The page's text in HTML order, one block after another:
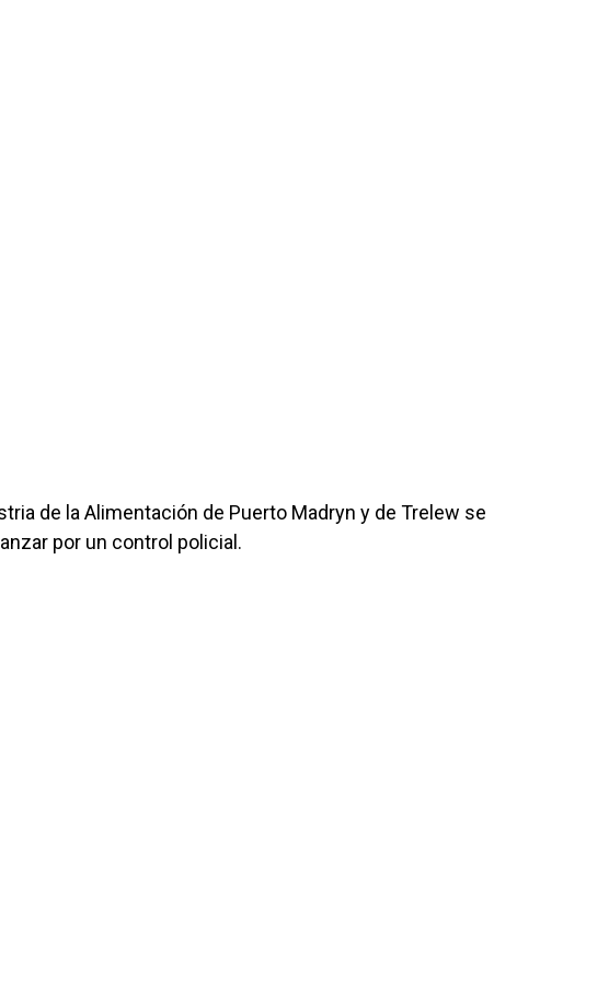
de la Alimentación de Puerto Madryn y de Trelew se
por un control policial.